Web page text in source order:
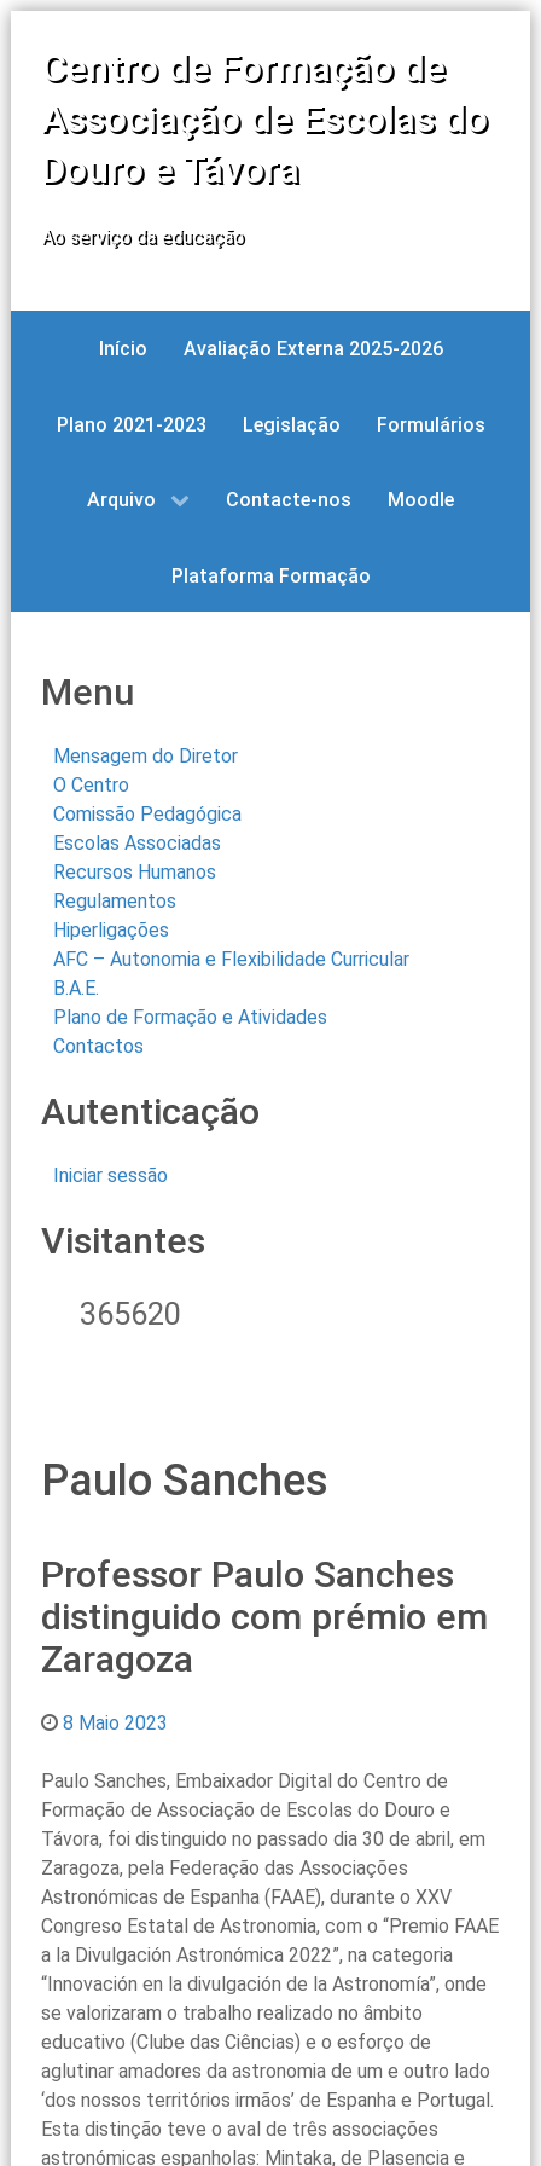
Centro de Formação de
Associação de Escolas do
Douro e Távora
Ao serviço da educação
Início Avaliação Externa 2025-2026
Plano 2021-2023 Legislação Formulários
Arquivo Contacte-nos Moodle
Plataforma Formação
Menu
Mensagem do Diretor
O Centro
Comissão Pedagógica
Escolas Associadas
Recursos Humanos
Regulamentos
Hiperligações
AFC – Autonomia e Flexibilidade Curricular
B.A.E.
Plano de Formação e Atividades
Contactos
Autenticação
Iniciar sessão
Visitantes
365620
Paulo Sanches
Professor Paulo Sanches
distinguido com prémio em
Zaragoza
8 Maio 2023
Paulo Sanches, Embaixador Digital do Centro de
Formação de Associação de Escolas do Douro e
Távora, foi distinguido no passado dia 30 de abril, em
Zaragoza, pela Federação das Associações
Astronómicas de Espanha (FAAE), durante o XXV
Congreso Estatal de Astronomia, com o “Premio FAAE
a la Divulgación Astronómica 2022”, na categoria
“Innovación en la divulgación de la Astronomía”, onde
se valorizaram o trabalho realizado no âmbito
educativo (Clube das Ciências) e o esforço de
aglutinar amadores da astronomia de um e outro lado
‘dos nossos territórios irmãos’ de Espanha e Portugal.
Esta distinção teve o aval de três associações
astronómicas espanholas: Mintaka, de Plasencia e